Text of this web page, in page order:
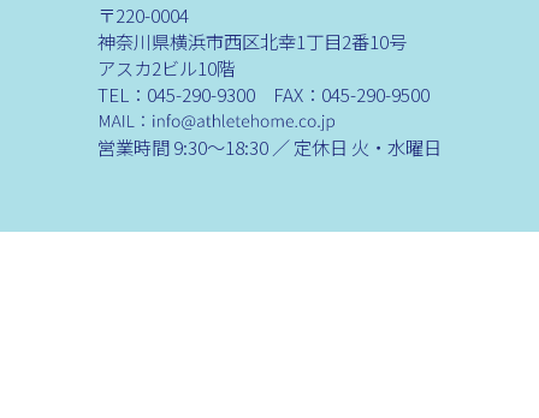
〒220-0004
神奈川県横浜市西区北幸1丁目2番10号
アスカ2ビル10階
TEL：045-290-9300 FAX：045-290-9500
営業時間 9:30～18:30 ／ 定休日 火・水曜日